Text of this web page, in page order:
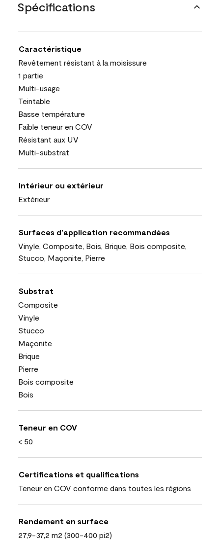
Spécifications
Caractéristique
Revêtement résistant à la moisissure
1 partie
Multi-usage
Teintable
Basse température
Faible teneur en COV
Résistant aux UV
Multi-substrat
Intérieur ou extérieur
Extérieur
Surfaces d’application recommandées
Vinyle, Composite, Bois, Brique, Bois composite,
Stucco, Maçonite, Pierre
Substrat
Composite
Vinyle
Stucco
Maçonite
Brique
Pierre
Bois composite
Bois
Teneur en COV
< 50
Certifications et qualifications
Teneur en COV conforme dans toutes les régions
Rendement en surface
27,9-37,2 m2 (300-400 pi2)